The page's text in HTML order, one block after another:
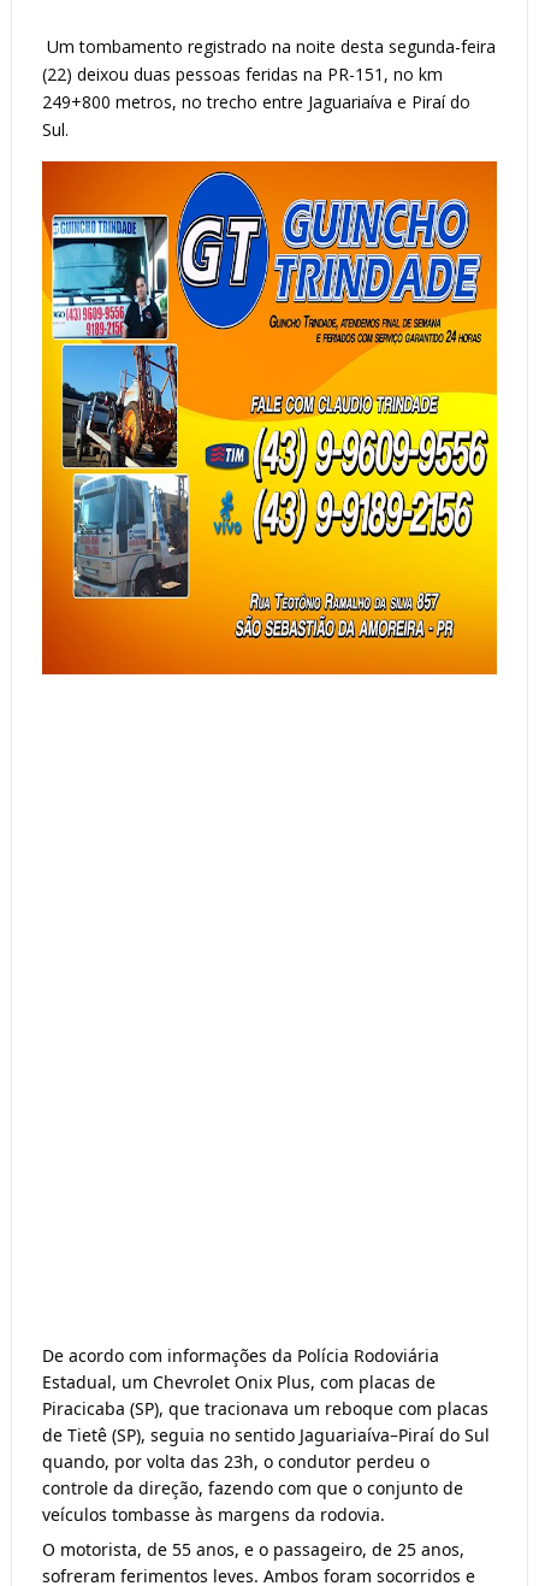
Um tombamento registrado na noite desta segunda-feira
(22) deixou duas pessoas feridas na PR-151, no km
249+800 metros, no trecho entre Jaguariaíva e Piraí do
Sul.
De acordo com informações da Polícia Rodoviária
Estadual, um Chevrolet Onix Plus, com placas de
Piracicaba (SP), que tracionava um reboque com placas
de Tietê (SP), seguia no sentido Jaguariaíva–Piraí do Sul
quando, por volta das 23h, o condutor perdeu o
controle da direção, fazendo com que o conjunto de
veículos tombasse às margens da rodovia.
O motorista, de 55 anos, e o passageiro, de 25 anos,
sofreram ferimentos leves. Ambos foram socorridos e